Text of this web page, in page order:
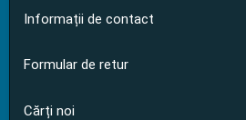
Informații de contact
Formular de retur
Cărți noi